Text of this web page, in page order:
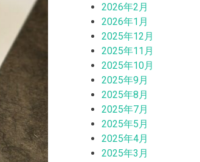
2026年2月
2026年1月
2025年12月
2025年11月
2025年10月
2025年9月
2025年8月
2025年7月
2025年5月
2025年4月
2025年3月